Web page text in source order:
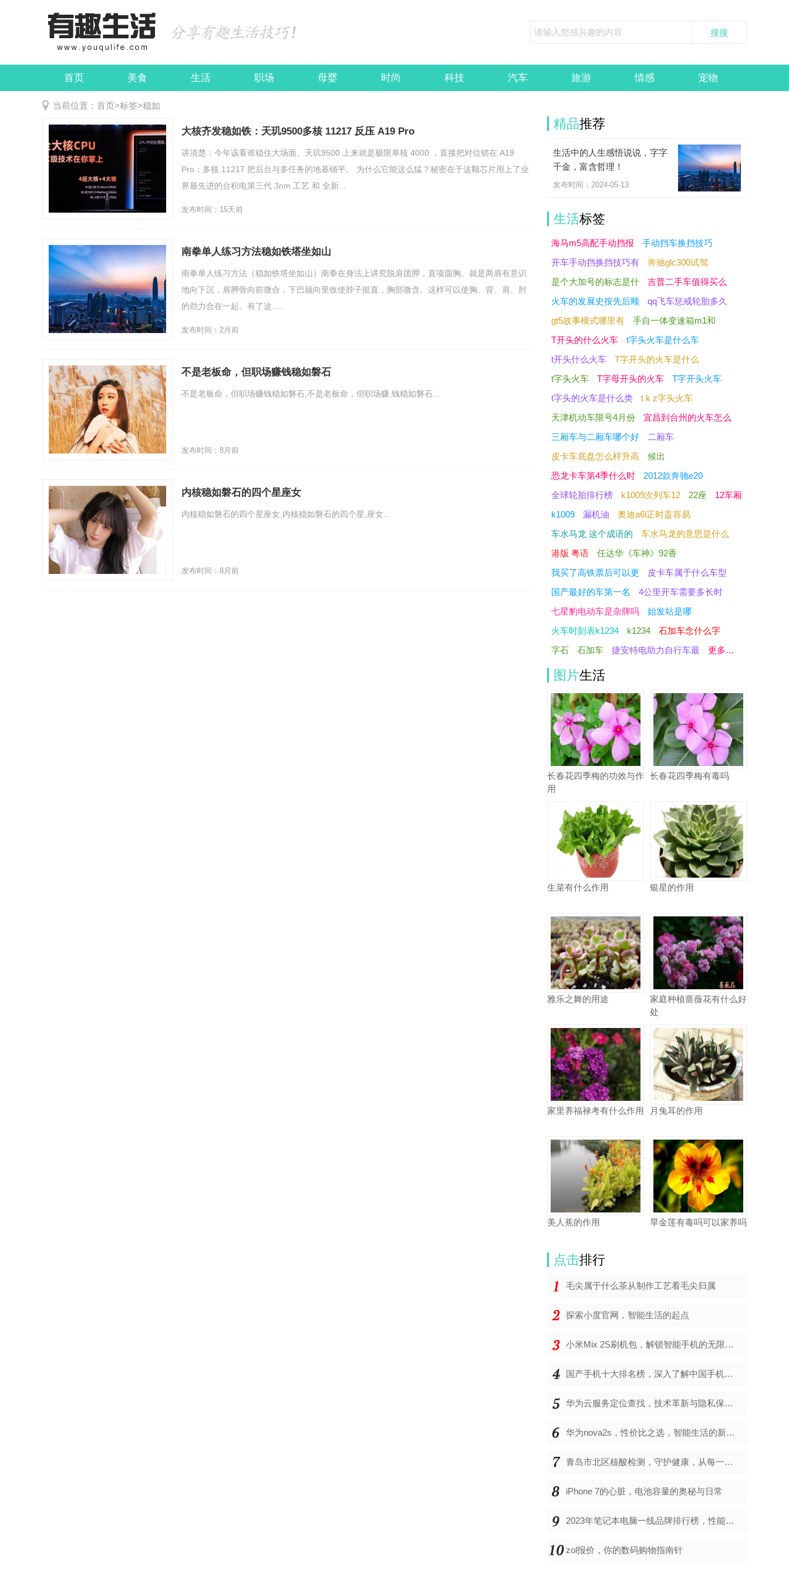
首页 美食 生活 职场 母婴 时尚 科技 汽车 旅游 情感 宠物
娱乐 民俗
当前位置： 首页>标签>稳如
大核齐发稳如铁：天玑9500多核 11217 反压 A19 Pro
讲清楚：今年该看谁稳住大场面。天玑9500 上来就是极限单核 4000 ，直接把对位锁在 A19
Pro；多核 11217 把后台与多任务的地基铺平。 为什么它能这么猛？秘密在于这颗芯片用上了业
界最先进的台积电第三代 3nm 工艺 和 全新...
发布时间：15天前
南拳单人练习方法稳如铁塔坐如山
南拳单人练习方法（稳如铁塔坐如山）南拳在身法上讲究脱肩团胛，直项圆胸。就是两肩有意识
地向下沉，肩胛骨向前微合，下巴颏向里收使脖子挺直，胸部微含。这样可以使胸、背、肩、肘
的劲力合在一起。有了这.....
发布时间：2月前
不是老板命，但职场赚钱稳如磐石
不是老板命，但职场赚钱稳如磐石,不是老板命，但职场赚,钱稳如磐石...
发布时间：8月前
内核稳如磐石的四个星座女
内核稳如磐石的四个星座女,内核稳如磐石的四个星,座女...
发布时间：8月前
精品推荐
生活中的人生感悟说说，字字
千金，富含哲理！
发布时间：2024-05-13
生活标签
海马m5高配手动挡报
手动挡车换挡技巧
开车手动挡换挡技巧有
奔驰glc300试驾
是个大加号的标志是什
吉普二手车值得买么
火车的发展史按先后顺
qq飞车惩戒轮胎多久
gt5故事模式哪里有
手自一体变速箱m1和
T开头的什么火车
t字头火车是什么车
t开头什么火车
T字开头的火车是什么
t字头火车
T字母开头的火车
T字开头火车
t字头的火车是什么类
t k z字头火车
天津机动车限号4月份
宜昌到台州的火车怎么
三厢车与二厢车哪个好
二厢车
皮卡车底盘怎么样升高
候出
恐龙卡车第4季什么时
2012款奔驰e20
全球轮胎排行榜
k1009次列车12 22座
12车厢
k1009
漏机油
奥迪a6l正时盖容易
车水马龙 这个成语的
车水马龙的意思是什么
港版 粤语
任达华《车神》92香
我买了高铁票后可以更
皮卡车属于什么车型
国产最好的车第一名
4公里开车需要多长时
七星豹电动车是杂牌吗
始发站是哪
火车时刻表k1234
k1234
石加车念什么字
字石
石加车 捷安特电助力自行车最 更多…
图片生活
长春花四季梅的功效与作
用
长春花四季梅有毒吗
生菜有什么作用 银星的作用
雅乐之舞的用途
家庭种植蔷薇花有什么好
处
家里养福禄考有什么作用 月兔耳的作用
美人蕉的作用 旱金莲有毒吗可以家养吗
点击排行
毛尖属于什么茶从制作工艺看毛尖归属
探索小度官网，智能生活的起点
小米Mix 2S刷机包，解锁智能手机的无限可能
国产手机十大排名榜，深入了解中国手机市场的佼佼者
华为云服务定位查找，技术革新与隐私保护的双重奏
华为nova2s，性价比之选，智能生活的新伙伴
青岛市北区核酸检测，守护健康，从每一次检测开始
iPhone 7的心脏，电池容量的奥秘与日常
2023年笔记本电脑一线品牌排行榜，性能、创新与用户满意度的综合考量
zol报价，你的数码购物指南针